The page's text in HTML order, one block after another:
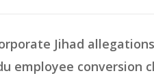
Jihad
employee conversion